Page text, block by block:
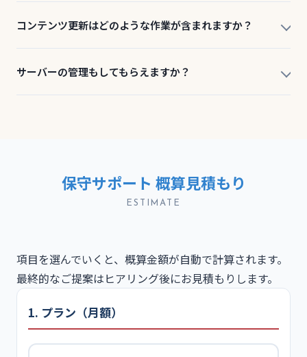
コンテンツ更新はどのような作業が含まれますか？
サーバーの管理もしてもらえますか？
保守サポート 概算見積もり
ESTIMATE
項目を選んでいくと、概算金額が自動で計算されます。
最終的なご提案はヒアリング後にお見積もりします。
1. プラン（月額）